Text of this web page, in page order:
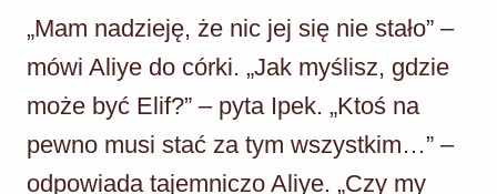
„Mam nadzieję, że nic jej się nie stało” –
mówi Aliye do córki. „Jak myślisz, gdzie
może być Elif?” – pyta Ipek. „Ktoś na
pewno musi stać za tym wszystkim…” –
odpowiada tajemniczo Aliye. „Czy my